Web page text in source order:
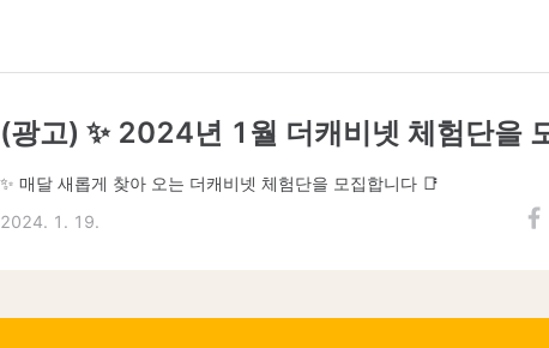
(광고) ✨ 2024년 1월 더캐비넷 체험단을
✨ 매달 새롭게 찾아 오는 더캐비넷 체험단을 모집합니다 📑
2024. 1. 19.